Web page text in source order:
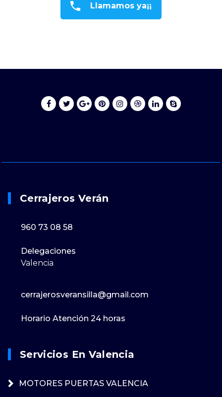
Llamamos ya¡¡
Cerrajeros Verán
960 73 08 58
Delegaciones
Valencia
cerrajerosveransilla@gmail.com
Horario Atención 24 horas
Servicios En Valencia
MOTORES PUERTAS VALENCIA